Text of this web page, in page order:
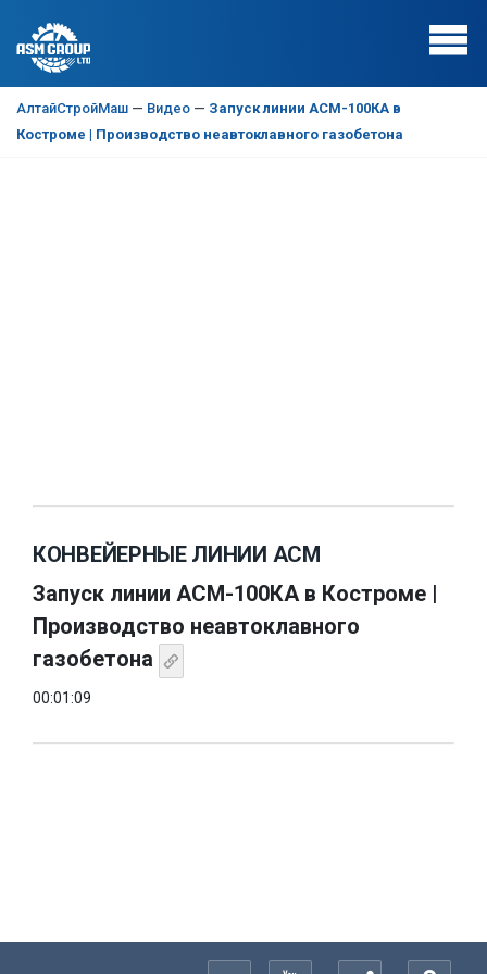
АлтайСтройМаш — Видео — Запуск линии АСМ-100КА в
Костроме | Производство неавтоклавного газобетона
КОНВЕЙЕРНЫЕ ЛИНИИ АСМ
Запуск линии АСМ-100КА в Костроме |
Производство неавтоклавного
газобетона
00:01:09